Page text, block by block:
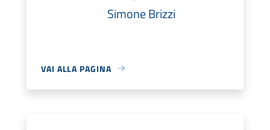
Simone Brizzi
VAI ALLA PAGINA